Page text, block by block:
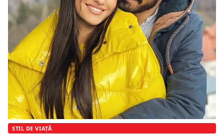
STIL DE VIAȚĂ